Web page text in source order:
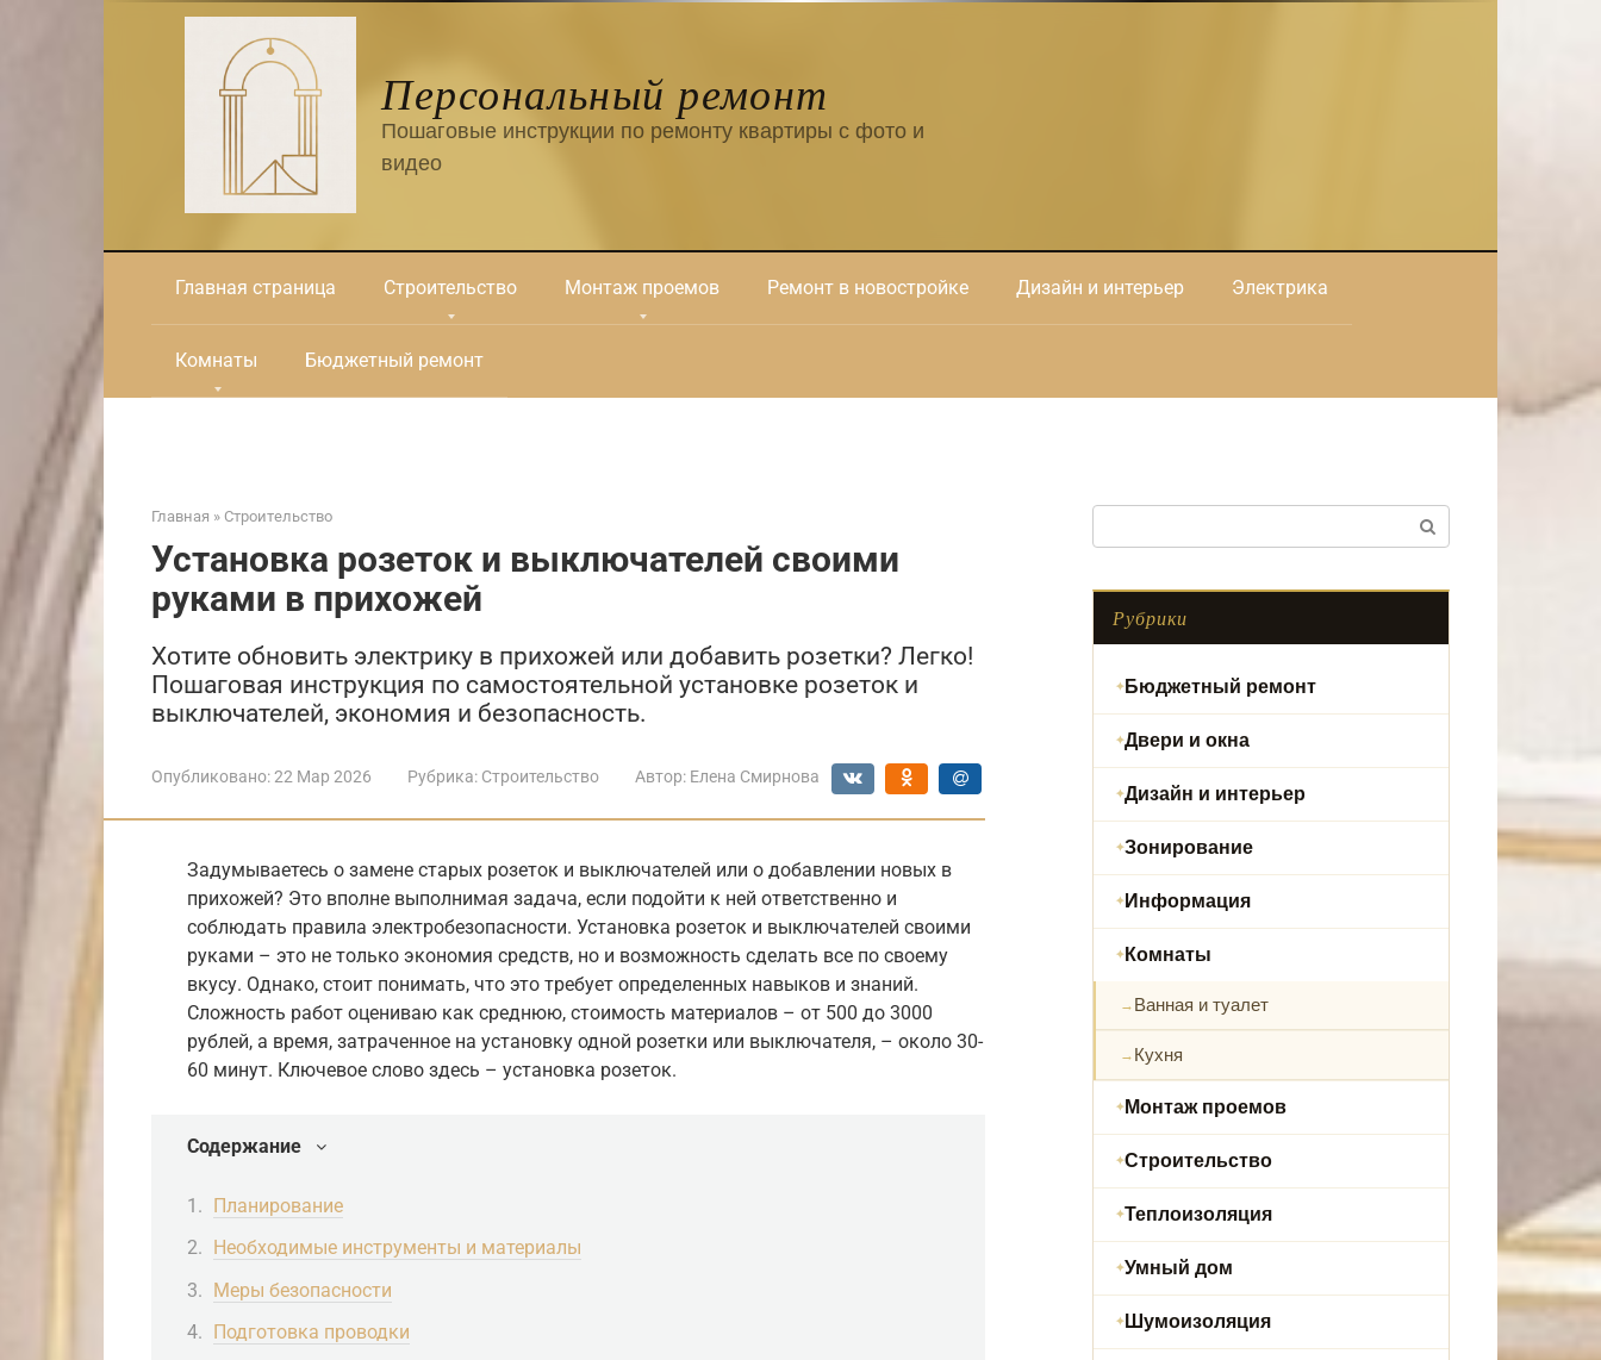
Персональный ремонт
Пошаговые инструкции по ремонту квартиры с фото и
видео
Главная страница Строительство Монтаж проемов Ремонт в новостройке Дизайн и интерьер Электрика
Комнаты Бюджетный ремонт
Главная » Строительство
Установка розеток и выключателей своими
руками в прихожей
Хотите обновить электрику в прихожей или добавить розетки? Легко!
Пошаговая инструкция по самостоятельной установке розеток и
выключателей, экономия и безопасность.
Опубликовано:22 Мар 2026 Рубрика: Строительство Автор: Елена Смирнова
Задумываетесь о замене старых розеток и выключателей или о добавлении новых в
прихожей? Это вполне выполнимая задача, если подойти к ней ответственно и
соблюдать правила электробезопасности. Установка розеток и выключателей своими
руками – это не только экономия средств, но и возможность сделать все по своему
вкусу. Однако, стоит понимать, что это требует определенных навыков и знаний.
Сложность работ оцениваю как среднюю, стоимость материалов – от 500 до 3000
рублей, а время, затраченное на установку одной розетки или выключателя, – около 30-
60 минут. Ключевое слово здесь – установка розеток.
Содержание
Планирование
Необходимые инструменты и материалы
Меры безопасности
Подготовка проводки
Рубрики
Бюджетный ремонт
Двери и окна
Дизайн и интерьер
Зонирование
Информация
Комнаты
Ванная и туалет
Кухня
Монтаж проемов
Строительство
Теплоизоляция
Умный дом
Шумоизоляция